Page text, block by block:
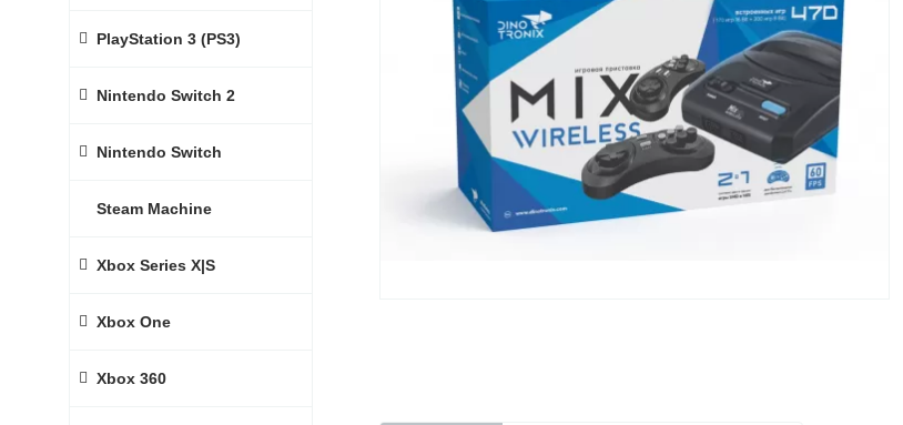
PlayStation 3 (PS3)
Nintendo Switch 2
Nintendo Switch
Steam Machine
Xbox Series X|S
Xbox One
Xbox 360